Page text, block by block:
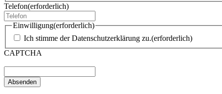
Telefon(erforderlich)
Einwilligung(erforderlich)
Ich stimme der Datenschutzerklärung zu.(erforderlich)
CAPTCHA